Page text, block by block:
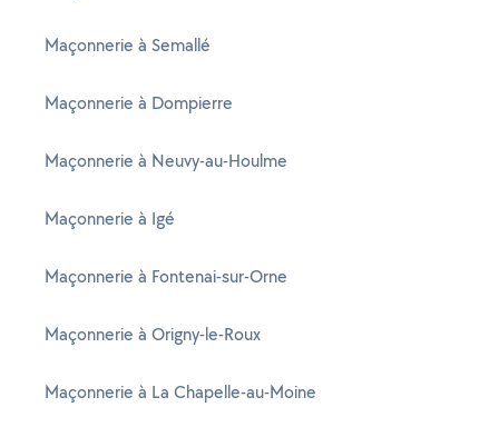
Maçonnerie à Semallé
Maçonnerie à Dompierre
Maçonnerie à Neuvy-au-Houlme
Maçonnerie à Igé
Maçonnerie à Fontenai-sur-Orne
Maçonnerie à Origny-le-Roux
Maçonnerie à La Chapelle-au-Moine